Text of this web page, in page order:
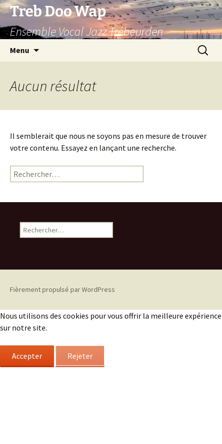
Aller
contenu
Treb Doo Wap
Ensemble Vocal Jazz Trébeurden
Menu
Aucun résultat
Il semblerait que nous ne soyons pas en mesure de trouver
votre contenu. Essayez en lançant une recherche.
Rechercher :
Rechercher :
Fièrement propulsé par WordPress
Nous utilisons des cookies pour vous offrir la meilleure expérience
sur notre site.
Accepter Rejeter